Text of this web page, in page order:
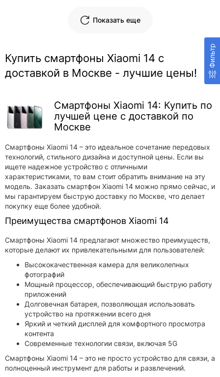
Фильтр
Показать еще
Купить смартфоны Xiaomi 14 с
доставкой в Москве - лучшие цены!
Смартфоны Xiaomi 14: Купить по
лучшей цене с доставкой по
Москве
Смартфоны Xiaomi 14 – это идеальное сочетание передовых
технологий, стильного дизайна и доступной цены. Если вы
ищете надежное устройство с отличными
характеристиками, то вам стоит обратить внимание на эту
модель. Заказать смартфон Xiaomi 14 можно прямо сейчас, и
мы гарантируем быструю доставку по Москве, что делает
покупку еще более удобной.
Преимущества смартфонов Xiaomi 14
Смартфоны Xiaomi 14 предлагают множество преимуществ,
которые делают их привлекательными для пользователей:
Высококачественная камера для великолепных
фотографий
Мощный процессор, обеспечивающий быструю работу
приложений
Долговечная батарея, позволяющая использовать
устройство на протяжении всего дня
Яркий и четкий дисплей для комфортного просмотра
контента
Современные технологии связи, включая 5G
Смартфоны Xiaomi 14 – это не просто устройство для связи, а
полноценный инструмент для работы и развлечений.